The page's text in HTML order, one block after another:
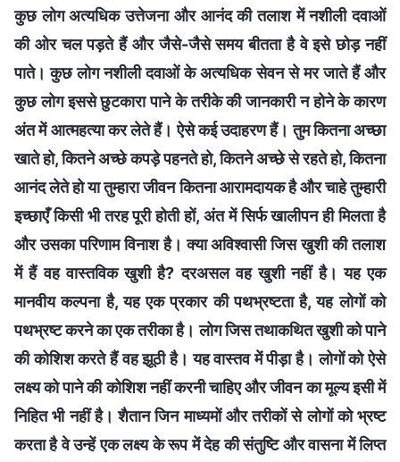
कुछ लोग अत्यधिक उत्तेजना और आनंद की तलाश में नशीली दवाओं
की ओर चल पड़ते हैं और जैसे-जैसे समय बीतता है वे इसे छोड़ नहीं
पाते। कुछ लोग नशीली दवाओं के अत्यधिक सेवन से मर जाते हैं और
कुछ लोग इससे छुटकारा पाने के तरीके की जानकारी न होने के कारण
अंत में आत्महत्या कर लेते हैं। ऐसे कई उदाहरण हैं। तुम कितना अच्छा
खाते हो, कितने अच्छे कपड़े पहनते हो, कितने अच्छे से रहते हो, कितना
आनंद लेते हो या तुम्हारा जीवन कितना आरामदायक है और चाहे तुम्हारी
इच्छाएँ किसी भी तरह पूरी होती हों, अंत में सिर्फ खालीपन ही मिलता है
और उसका परिणाम विनाश है। क्या अविश्वासी जिस खुशी की तलाश
में हैं वह वास्तविक खुशी है? दरअसल वह खुशी नहीं है। यह एक
मानवीय कल्पना है, यह एक प्रकार की पथभ्रष्टता है, यह लोगों को
पथभ्रष्ट करने का एक तरीका है। लोग जिस तथाकथित खुशी को पाने
की कोशिश करते हैं वह झूठी है। यह वास्तव में पीड़ा है। लोगों को ऐसे
लक्ष्य को पाने की कोशिश नहीं करनी चाहिए और जीवन का मूल्य इसी में
निहित भी नहीं है। शैतान जिन माध्यमों और तरीकों से लोगों को भ्रष्ट
करता है वे उन्हें एक लक्ष्य के रूप में देह की संतुष्टि और वासना में लिप्त